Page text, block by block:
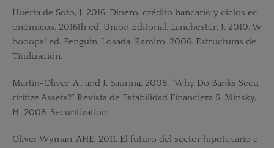
Huerta de Soto, J. 2016. Dinero, crédito bancario y ciclos ec
onómicos. 2016th ed. Union Editorial. Lanchester, J. 2010. W
hooops! ed. Penguin. Losada, Ramiro. 2006. Estructuras de
Titulización.
Martin-Oliver, A., and J. Saurina. 2008. “Why Do Banks Secu
riritize Assets?” Revista de Estabilidad Financiera 5. Minsky,
H; 2008. Securitization.
Oliver Wyman, AHE. 2011. El futuro del sector hipotecario e